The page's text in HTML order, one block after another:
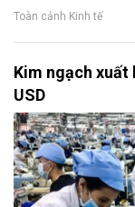
Toàn cảnh Kinh tế
Kim ngạch xuất
USD